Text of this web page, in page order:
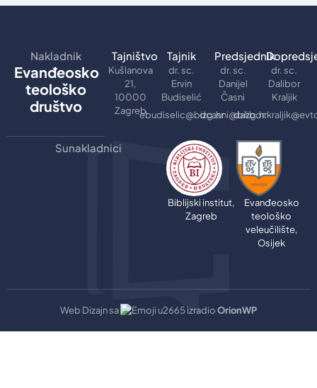
Nakladnik
Evanđeosko
teološko
društvo
Tajništvo
Kušlanova
21,
10000
Zagreb
Tajnik
dr. sc.
Ervin
Budiselić
ebudiselic@bizg.hr
Predsjednik
dr. sc.
Danijel
Časni
dcasni@bizg.hr
dr. sc.
Dalibor
Kraljik
Sunakladnici
Biblijski institut,
Zagreb
Evanđeosko
teološko
veleučilište,
Osijek
Web Dizajn sa izradioOrionWP